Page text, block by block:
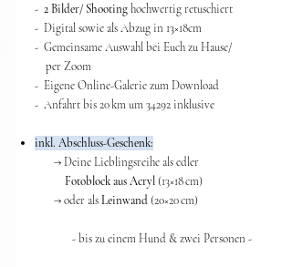
- 2 Bilder/ Shootinghochwertig retuschiert
- Digital sowie als Abzug in 13×18cm
- Gemeinsame Auswahl bei Euch zu Hause/
per Zoom
- Eigene Online-Galerie zum Download
- Anfahrt bis 20 km um 34292 inklusive
inkl. Abschluss-Geschenk:
​ → Deine Lieblingsreihe als edler
Fotoblock aus Acryl(13×18 cm)
→ oder alsLeinwand(20×20 cm)
- bis zu einem Hund & zwei Personen - ​​